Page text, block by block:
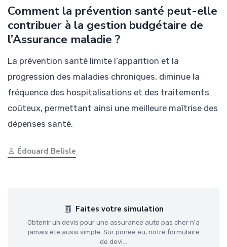
Comment la prévention santé peut-elle
contribuer à la gestion budgétaire de
l’Assurance maladie ?
La prévention santé limite l’apparition et la
progression des maladies chroniques, diminue la
fréquence des hospitalisations et des traitements
coûteux, permettant ainsi une meilleure maîtrise des
dépenses santé.
Édouard Belisle
Faites votre simulation
Obtenir un devis pour une assurance auto pas cher n'a
jamais été aussi simple. Sur ponee.eu, notre formulaire
de devi...